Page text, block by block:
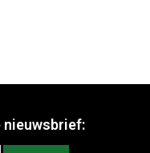
nieuwsbrief: